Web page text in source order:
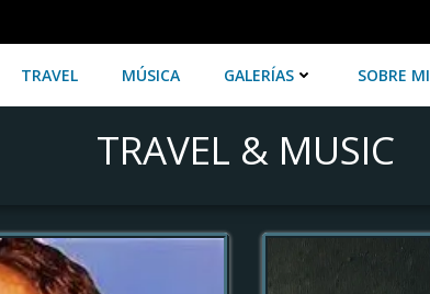
TRAVEL MÚSICA GALERÍAS SOBRE MI
TRAVEL & MUSIC